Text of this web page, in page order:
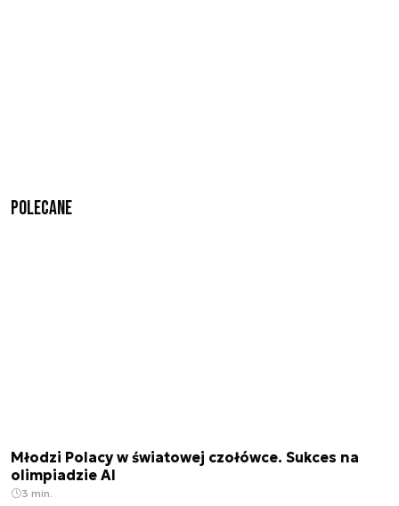
Polecane
Młodzi Polacy w światowej czołówce. Sukces na
olimpiadzie AI
3 min.